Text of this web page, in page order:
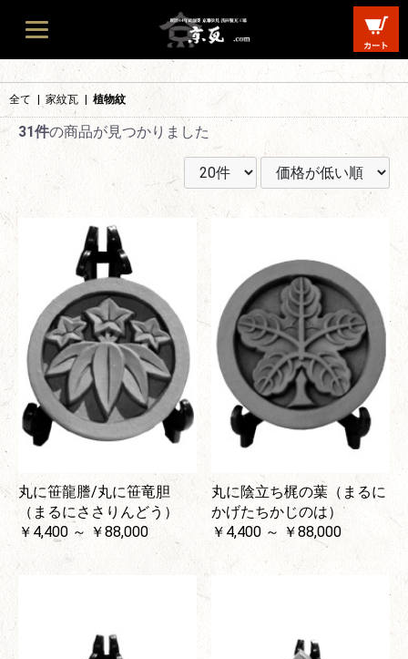
全て 家紋瓦 植物紋
31件の商品が見つかりました
丸に笹龍謄/丸に笹竜胆
（まるにささりんどう）
￥4,400 ～ ￥88,000
丸に陰立ち梶の葉（まるに
かげたちかじのは）
￥4,400 ～ ￥88,000